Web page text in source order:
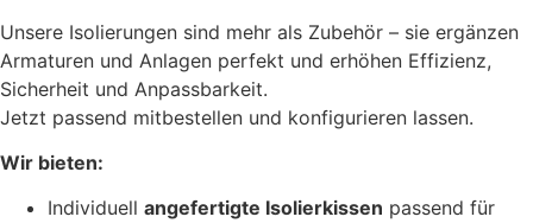
Unsere Isolierungen sind mehr als Zubehör – sie ergänzen
Armaturen und Anlagen perfekt und erhöhen Effizienz,
Sicherheit und Anpassbarkeit.
Jetzt passend mitbestellen und konfigurieren lassen.
Wir bieten:
Individuell angefertigte Isolierkissen passend für